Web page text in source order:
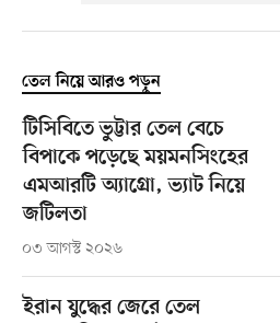
তেল নিয়ে আরও পড়ুন
টিসিবিতে ভুট্টার তেল বেচে
বিপাকে পড়েছে ময়মনসিংহের
এমআরটি অ্যাগ্রো, ভ্যাট নিয়ে
জটিলতা
০৩ আগস্ট ২০২৬
ইরান যুদ্ধের জেরে তেল